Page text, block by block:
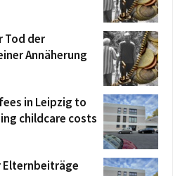
Tod der
Annäherung
in Leipzig to
childcare costs
Elternbeiträge